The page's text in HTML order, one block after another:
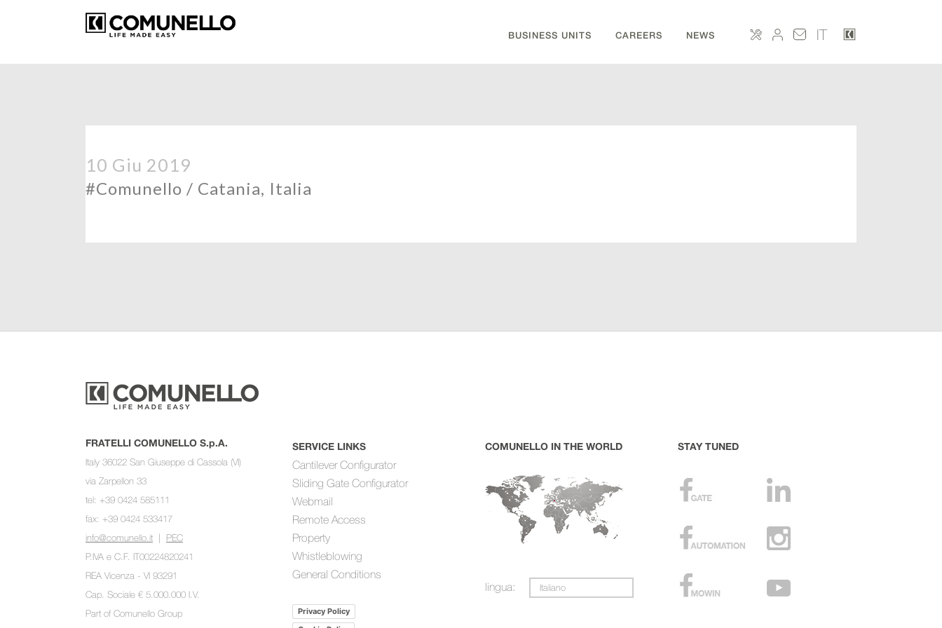
BUSINESS UNITS CAREERS NEWS IT
10 Giu 2019
#Comunello / Catania, Italia
FRATELLI COMUNELLO S.p.A.
Italy 36022 San Giuseppe di Cassola (VI)
via Zarpellon 33
tel: +39 0424 585111
fax: +39 0424 533417
info@comunello.it | PEC
P.IVA e C.F. IT00224820241
REA Vicenza - VI 93291
Cap. Sociale € 5.000.000 I.V.
Part of Comunello Group
SERVICE LINKS
Cantilever Configurator
Sliding Gate Configurator
Webmail
Remote Access
Property
Whistleblowing
General Conditions
Privacy Policy
COMUNELLO IN THE WORLD
lingua: Italiano
STAY TUNED